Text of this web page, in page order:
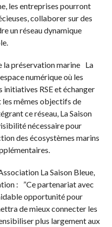
les entreprises pourront
collaborer sur des
un réseau dynamique
la préservation marine La
numérique où les
RSE et échanger
mêmes objectifs de
ce réseau, La Saison
nécessaire pour
des écosystèmes marins
La Saison Bleue,
: ”Ce partenariat avec
opportunité pour
de mieux connecter les
plus largement aux